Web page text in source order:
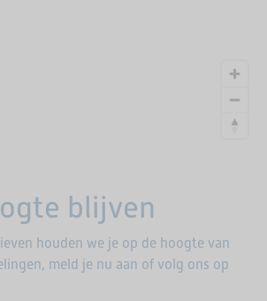
blijven
houden we je op de hoogte van
meld je nu aan of volg ons op